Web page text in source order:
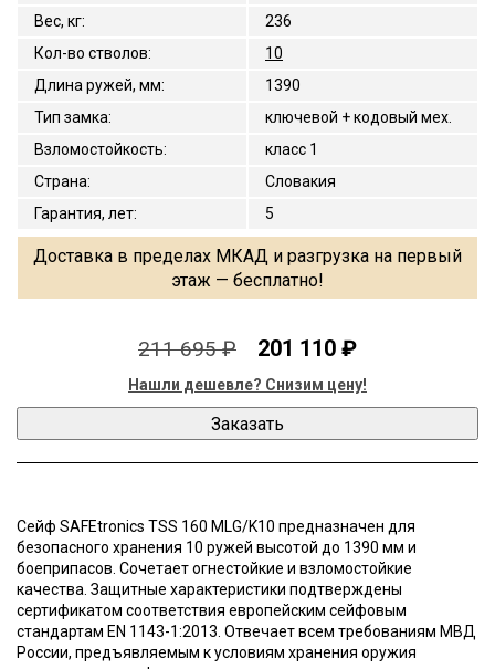
Вес, кг:
236
Кол-во стволов:
10
Длина ружей, мм:
1390
Тип замка:
ключевой + кодовый мех.
Взломостойкость:
класс 1
Страна:
Словакия
Гарантия, лет: 5
Доставка в пределах МКАД и разгрузка на первый
этаж — бесплатно!
211 695 ₽ 201 110 ₽
Нашли дешевле? Снизим цену!
Сейф SAFEtronics TSS 160 MLG/K10 предназначен для
безопасного хранения 10 ружей высотой до 1390 мм и
боеприпасов. Сочетает огнестойкие и взломостойкие
качества. Защитные характеристики подтверждены
сертификатом соответствия европейским сейфовым
стандартам EN 1143-1:2013. Отвечает всем требованиям МВД
России, предъявляемым к условиям хранения оружия